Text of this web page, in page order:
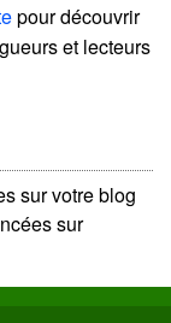
pour découvrir
et lecteurs
sur votre blog
sur